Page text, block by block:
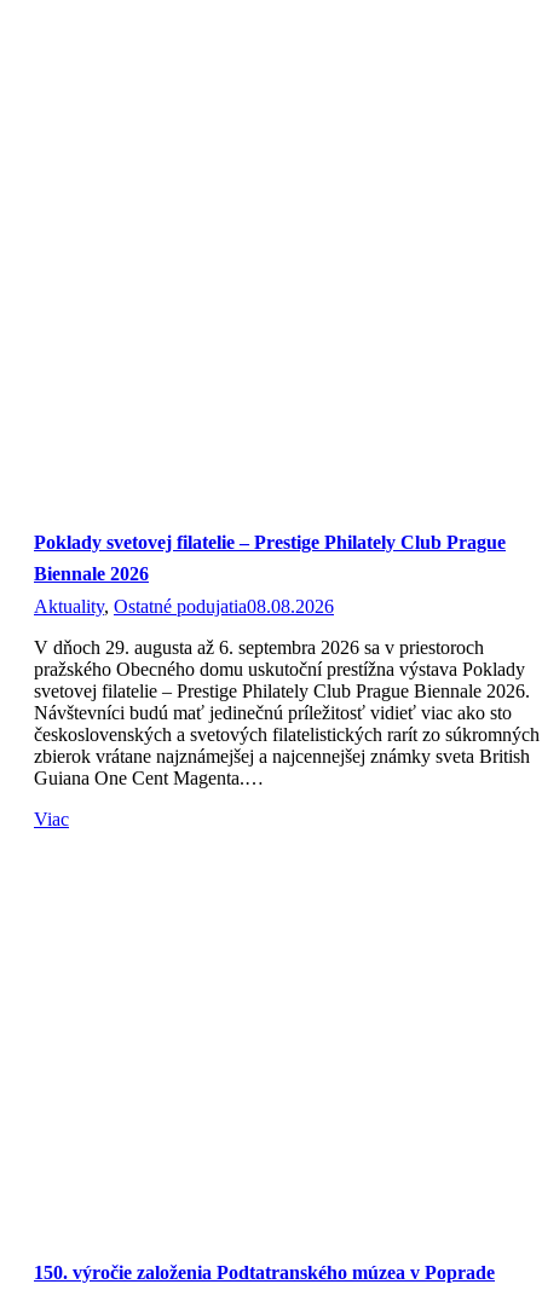
Poklady svetovej filatelie – Prestige Philately Club Prague
Biennale 2026
Aktuality, Ostatné podujatia08.08.2026
V dňoch 29. augusta až 6. septembra 2026 sa v priestoroch
pražského Obecného domu uskutoční prestížna výstava Poklady
svetovej filatelie – Prestige Philately Club Prague Biennale 2026.
Návštevníci budú mať jedinečnú príležitosť vidieť viac ako sto
československých a svetových filatelistických rarít zo súkromných
zbierok vrátane najznámejšej a najcennejšej známky sveta British
Guiana One Cent Magenta.…
Viac
150. výročie založenia Podtatranského múzea v Poprade